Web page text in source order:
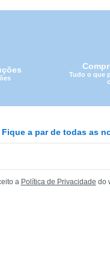
Tudo o que
a par de todas as
a Política de Privacidade do